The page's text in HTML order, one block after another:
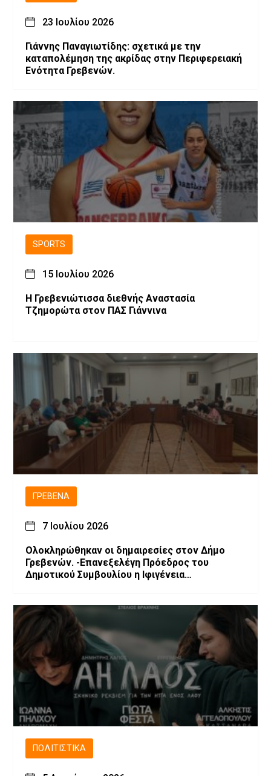
23 Ιουλίου 2026
Γιάννης Παναγιωτίδης: σχετικά με την
καταπολέμηση της ακρίδας στην Περιφερειακή
Ενότητα Γρεβενών.
SPORTS
15 Ιουλίου 2026
Η Γρεβενιώτισσα διεθνής Αναστασία
Τζημορώτα στον ΠΑΣ Γιάννινα
ΓΡΕΒΕΝΆ
7 Ιουλίου 2026
Ολοκληρώθηκαν οι δημαιρεσίες στον Δήμο
Γρεβενών. -Επανεξελέγη Πρόεδρος του
Δημοτικού Συμβουλίου η Ιφιγένεια
ΠΟΛΙΤΙΣΤΙΚΆ